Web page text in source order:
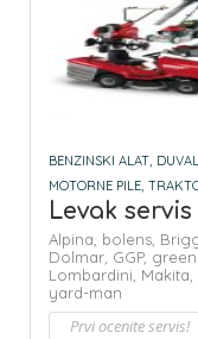
BENZINSKI ALAT,
MOTORNE PILE,
Levak
Alpina, bolens,
Dolmar, GGP,
Lombardini, Makita,
yard-man
Prvi ocenite servis!